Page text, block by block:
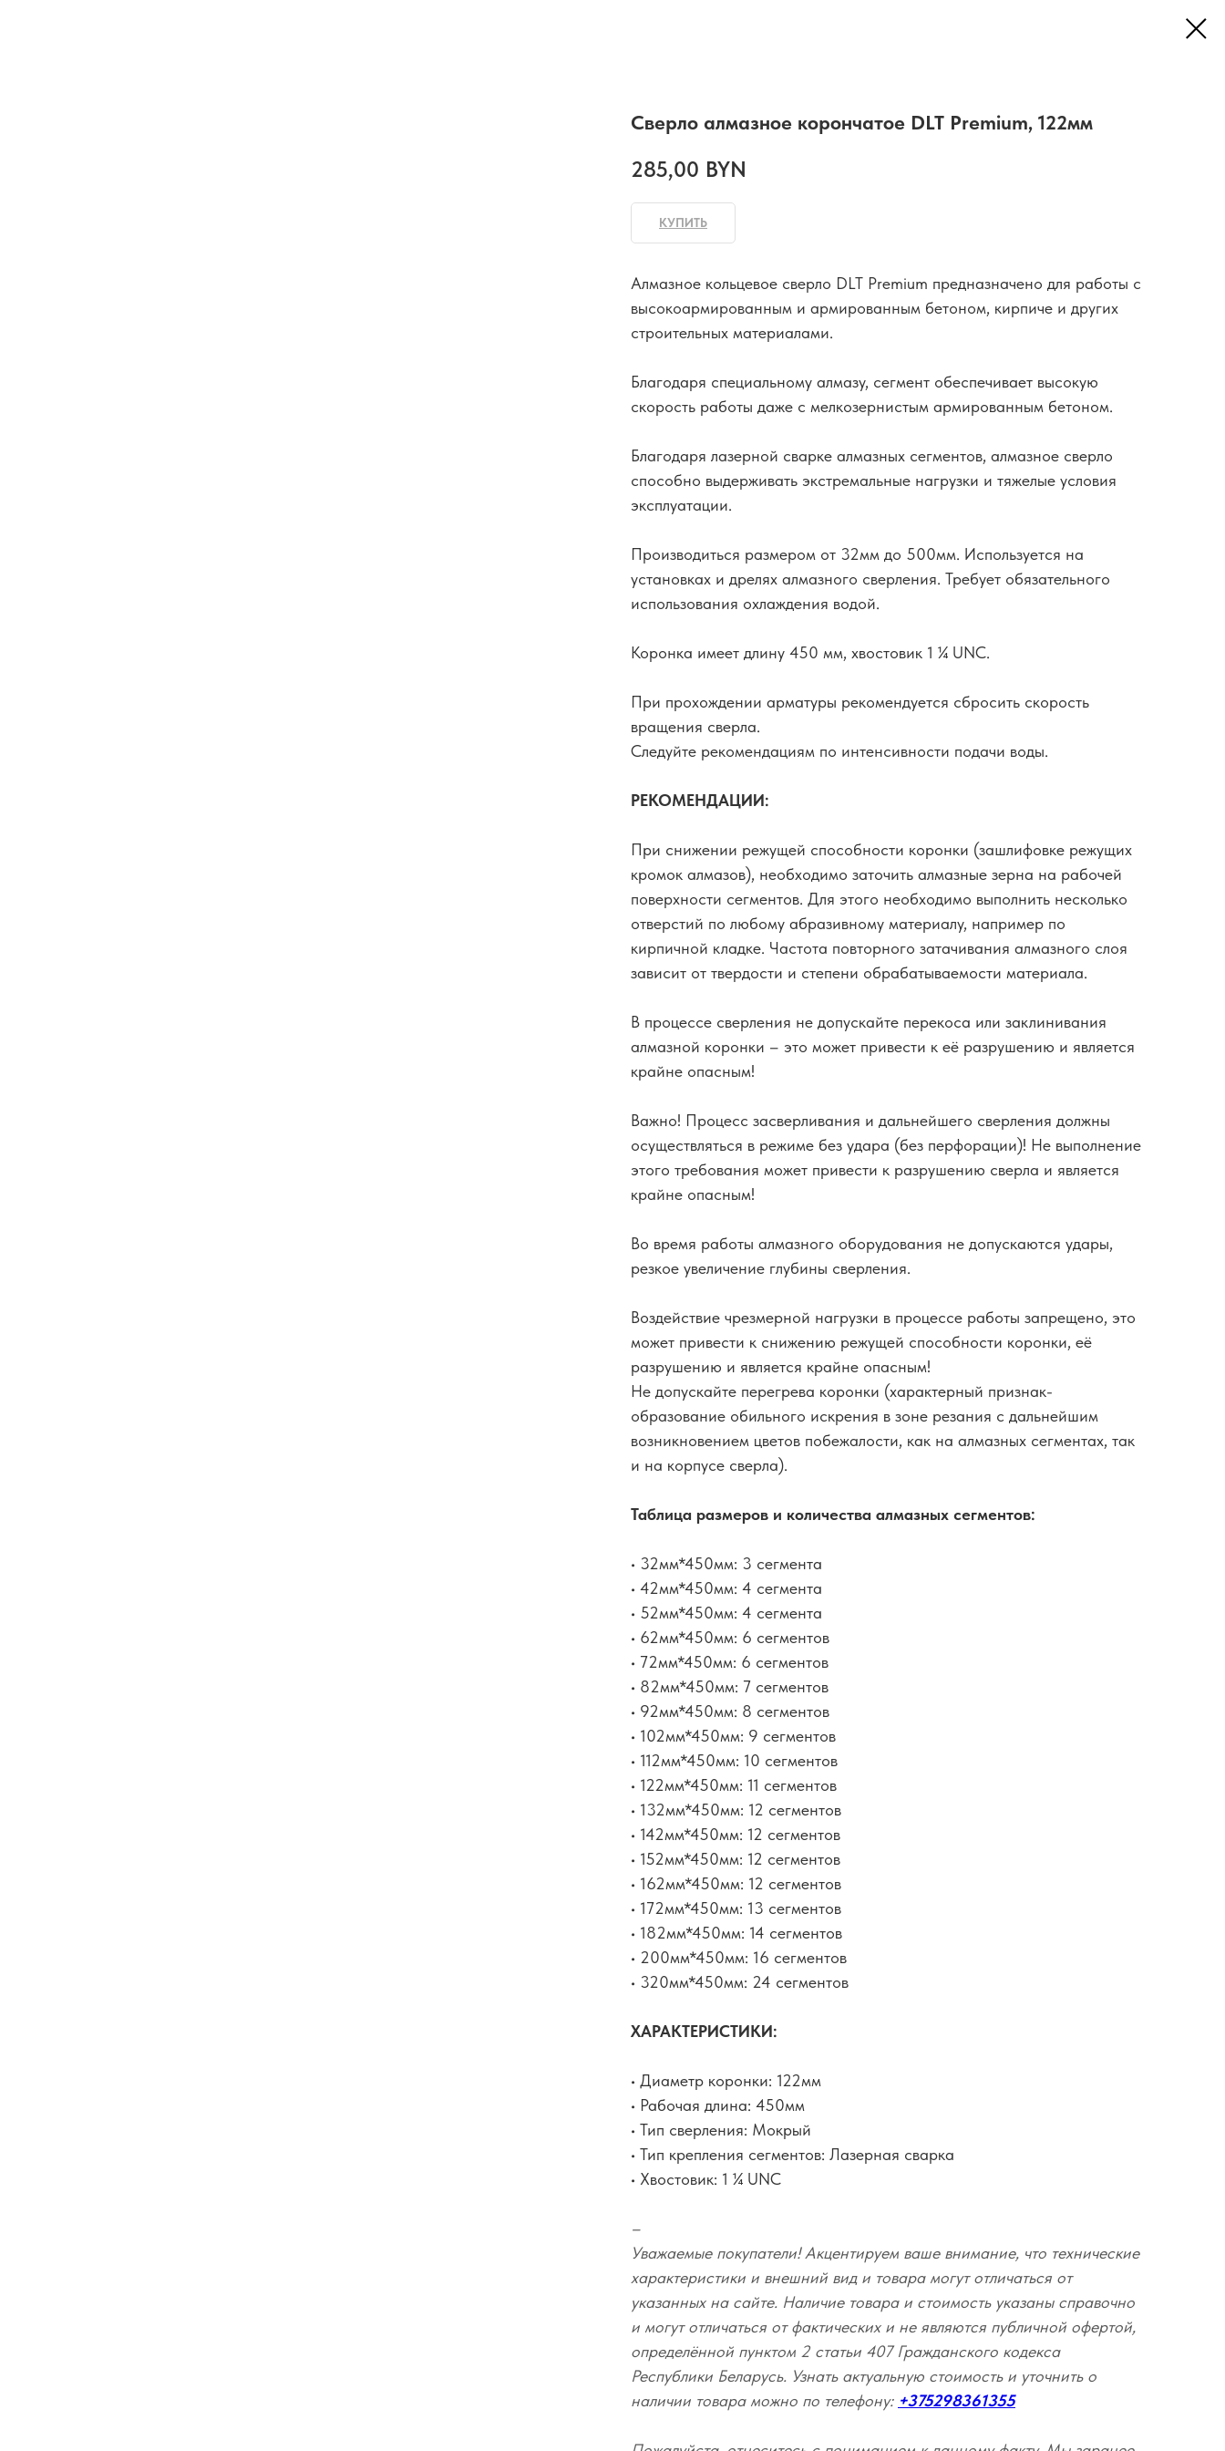
Сверло алмазное корончатое DLT Premium, 122мм
285,00 BYN
КУПИТЬ
Алмазное кольцевое сверло DLT Premium предназначено для работы с
высокоармированным и армированным бетоном, кирпиче и других
строительных материалами.
Благодаря специальному алмазу, сегмент обеспечивает высокую
скорость работы даже с мелкозернистым армированным бетоном.
Благодаря лазерной сварке алмазных сегментов, алмазное сверло
способно выдерживать экстремальные нагрузки и тяжелые условия
эксплуатации.
Производиться размером от 32мм до 500мм. Используется на
установках и дрелях алмазного сверления. Требует обязательного
использования охлаждения водой.
Коронка имеет длину 450 мм, хвостовик 1 ¼ UNC.
При прохождении арматуры рекомендуется сбросить скорость
вращения сверла.
Следуйте рекомендациям по интенсивности подачи воды.
РЕКОМЕНДАЦИИ:
При снижении режущей способности коронки (зашлифовке режущих
кромок алмазов), необходимо заточить алмазные зерна на рабочей
поверхности сегментов. Для этого необходимо выполнить несколько
отверстий по любому абразивному материалу, например по
кирпичной кладке. Частота повторного затачивания алмазного слоя
зависит от твердости и степени обрабатываемости материала.
В процессе сверления не допускайте перекоса или заклинивания
алмазной коронки – это может привести к её разрушению и является
крайне опасным!
Важно! Процесс засверливания и дальнейшего сверления должны
осуществляться в режиме без удара (без перфорации)! Не выполнение
этого требования может привести к разрушению сверла и является
крайне опасным!
Во время работы алмазного оборудования не допускаются удары,
резкое увеличение глубины сверления.
Воздействие чрезмерной нагрузки в процессе работы запрещено, это
может привести к снижению режущей способности коронки, её
разрушению и является крайне опасным!
Не допускайте перегрева коронки (характерный признак-
образование обильного искрения в зоне резания с дальнейшим
возникновением цветов побежалости, как на алмазных сегментах, так
и на корпусе сверла).
Таблица размеров и количества алмазных сегментов:
• 32мм*450мм: 3 сегмента
• 42мм*450мм: 4 сегмента
• 52мм*450мм: 4 сегмента
• 62мм*450мм: 6 сегментов
• 72мм*450мм: 6 сегментов
• 82мм*450мм: 7 сегментов
• 92мм*450мм: 8 сегментов
• 102мм*450мм: 9 сегментов
• 112мм*450мм: 10 сегментов
• 122мм*450мм: 11 сегментов
• 132мм*450мм: 12 сегментов
• 142мм*450мм: 12 сегментов
• 152мм*450мм: 12 сегментов
• 162мм*450мм: 12 сегментов
• 172мм*450мм: 13 сегментов
• 182мм*450мм: 14 сегментов
• 200мм*450мм: 16 сегментов
• 320мм*450мм: 24 сегментов
ХАРАКТЕРИСТИКИ:
• Диаметр коронки: 122мм
• Рабочая длина: 450мм
• Тип сверления: Мокрый
• Тип крепления сегментов: Лазерная сварка
• Хвостовик: 1 ¼ UNC
–
Уважаемые покупатели! Акцентируем ваше внимание, что технические
характеристики и внешний вид и товара могут отличаться от
указанных на сайте. Наличие товара и стоимость указаны справочно
и могут отличаться от фактических и не являются публичной офертой,
определённой пунктом 2 статьи 407 Гражданского кодекса
Республики Беларусь. Узнать актуальную стоимость и уточнить о
наличии товара можно по телефону: +375298361355